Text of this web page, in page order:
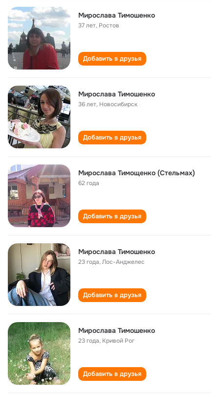
Мирослава Тимошенко
37 лет, Ростов
Добавить в друзья
Мирослава Тимошенко
36 лет, Новосибирск
Добавить в друзья
Мирослава Тимощенко (Стельмах)
62 года
Добавить в друзья
Мирослава Тимошенко
23 года,Лос-Анджелес
Добавить в друзья
Мирослава Тимошенко
23 года, Кривой Рог
Добавить в друзья